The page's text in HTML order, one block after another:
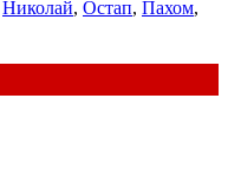
Николай, Остап, Пахом,